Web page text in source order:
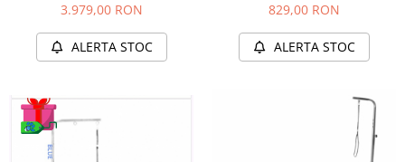
3.979,00 RON
ALERTA STOC
829,00 RON
ALERTA STOC